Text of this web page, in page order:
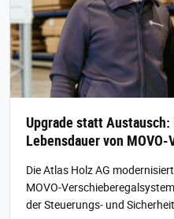
Upgrade statt
Lebensdauer von
Die Atlas Holz AG
der Steuerungs‑ und